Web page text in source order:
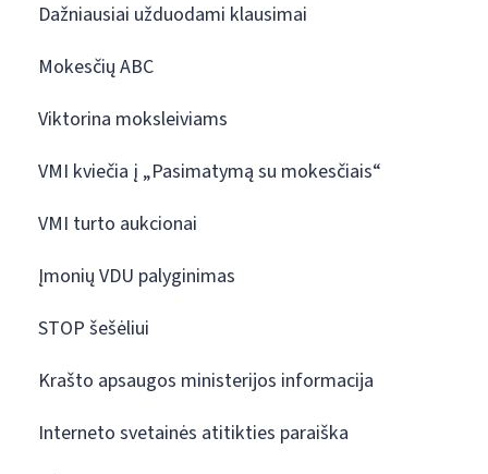
Dažniausiai užduodami klausimai
Mokesčių ABC
Viktorina moksleiviams
VMI kviečia į „Pasimatymą su mokesčiais“
VMI turto aukcionai
Įmonių VDU palyginimas
STOP šešėliui
Krašto apsaugos ministerijos informacija
Interneto svetainės atitikties paraiška